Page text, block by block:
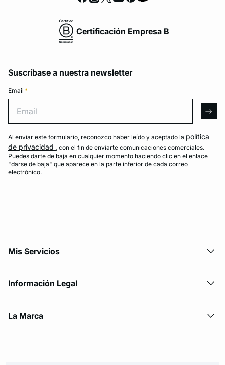
Certificación Empresa B
Suscríbase a nuestra newsletter
Email *
Al enviar este formulario, reconozco haber leído y aceptado la política
de privacidad , con el fin de enviarte comunicaciones comerciales.
Puedes darte de baja en cualquier momento haciendo clic en el enlace
"darse de baja" que aparece en la parte inferior de cada correo
electrónico.
Mis Servicios
Información Legal
La Marca